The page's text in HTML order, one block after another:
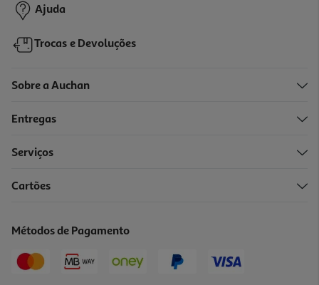
Ajuda
Trocas e Devoluções
Sobre a Auchan
Entregas
Serviços
Cartões
Métodos de Pagamento